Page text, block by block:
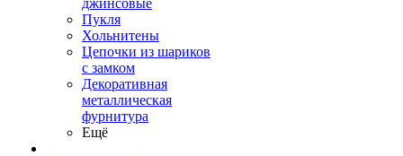
джинсовые
Пукля
Хольнитены
Цепочки из шариков
с замком
Декоративная
металлическая
фурнитура
Ещё